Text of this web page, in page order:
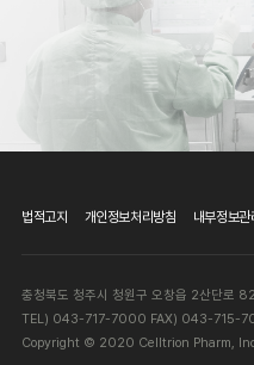
법적고지 개인정보처리방침 내부정보관
충청북도 청주시 청원구 오창읍 2산단로 82
TEL) 043-717-7000 FAX) 043-715-
Copyright © 2020 Celltrion Pharm,